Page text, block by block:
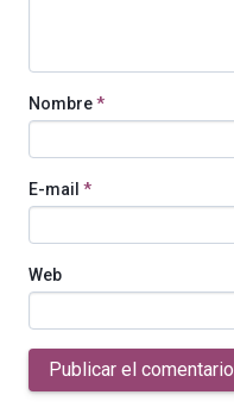
Nombre*
E-mail *
Web
Publicar el comentario